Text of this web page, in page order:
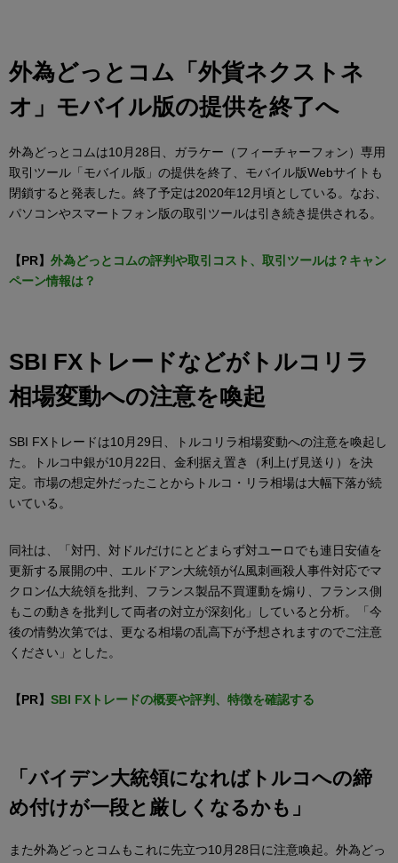
外為どっとコム「外貨ネクストネ
オ」モバイル版の提供を終了へ
外為どっとコムは10月28日、ガラケー（フィーチャーフォン）専用
取引ツール「モバイル版」の提供を終了、モバイル版Webサイトも
閉鎖すると発表した。終了予定は2020年12月頃としている。なお、
パソコンやスマートフォン版の取引ツールは引き続き提供される。
【PR】 外為どっとコムの評判や取引コスト、取引ツールは？キャン
ペーン情報は？
SBI FXトレードなどがトルコリラ
相場変動への注意を喚起
SBI FXトレードは10月29日、トルコリラ相場変動への注意を喚起し
た。トルコ中銀が10月22日、金利据え置き（利上げ見送り）を決
定。市場の想定外だったことからトルコ・リラ相場は大幅下落が続
いている。
同社は、「対円、対ドルだけにとどまらず対ユーロでも連日安値を
更新する展開の中、エルドアン大統領が仏風刺画殺人事件対応でマ
クロン仏大統領を批判、フランス製品不買運動を煽り、フランス側
もこの動きを批判して両者の対立が深刻化」していると分析。「今
後の情勢次第では、更なる相場の乱高下が予想されますのでご注意
ください」とした。
【PR】 SBI FXトレードの概要や評判、特徴を確認する
「バイデン大統領になればトルコへの締
め付けが一段と厳しくなるかも」
また外為どっとコムもこれに先立つ10月28日に注意喚起。外為どっ